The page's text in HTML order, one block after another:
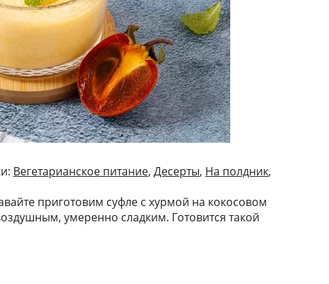
Вегетарианское питание, Десерты, На полдник,
приготовим суфле с хурмой на кокосовом
умеренно сладким. Готовится такой